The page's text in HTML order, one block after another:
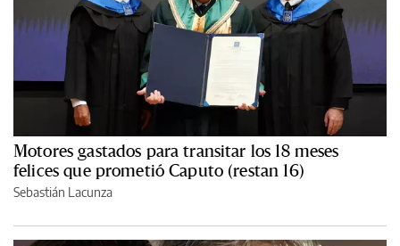
Motores gastados para transitar los 18 meses
felices que prometió Caputo (restan 16)
Sebastián Lacunza